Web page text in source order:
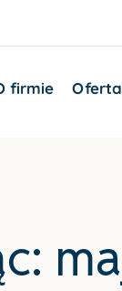
firmie Oferta